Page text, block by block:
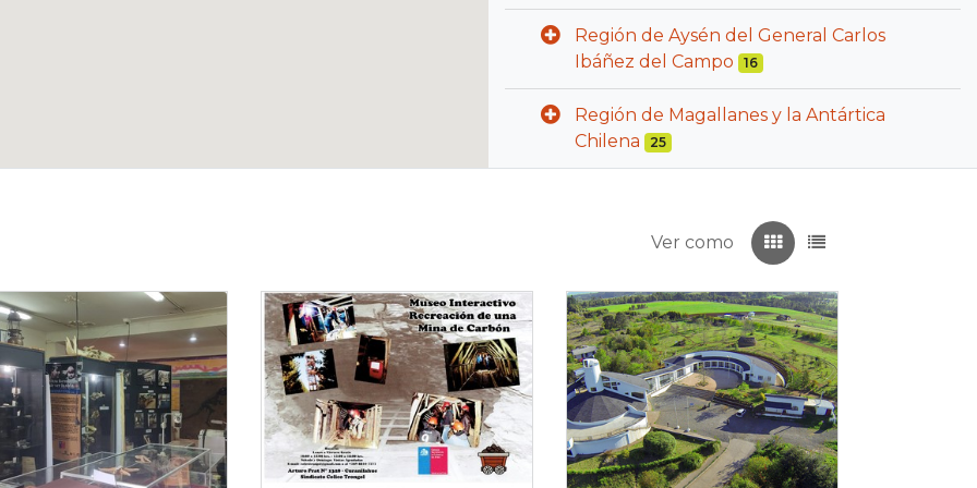
Región de Aysén del General Carlos
Ibáñez del Campo
16
Región de Magallanes y la Antártica
Chilena
25
Ver como RecuadrosListado